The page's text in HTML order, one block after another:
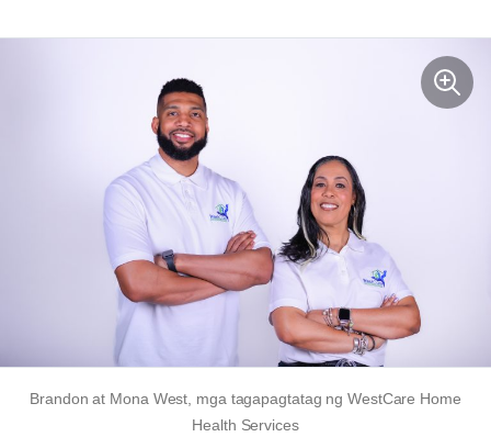
Brandon at Mona West, mga tagapagtatag ng WestCare Home
Health Services